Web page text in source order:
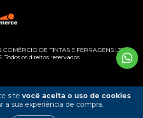
site você aceita o uso de cookies
a sua experiência de compra.
DE TINTAS E FERRAGENS LTDA -
os direitos reservados.